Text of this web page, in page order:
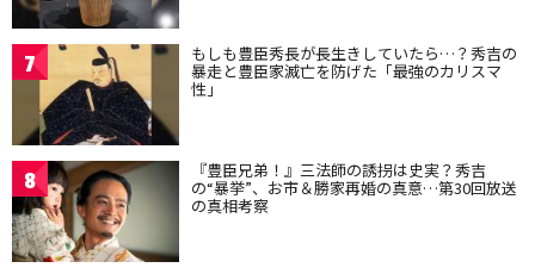
7 もしも豊臣秀長が長生きしていたら…？秀吉の
暴走と豊臣家滅亡を防げた「最強のカリスマ
性」
8 『豊臣兄弟！』三法師の誘拐は史実？秀吉
の“暴挙”、お市＆勝家再婚の真意…第30回放送
の真相考察